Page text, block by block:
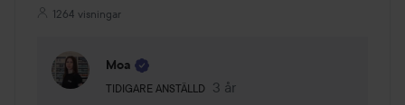
1264 visningar
Moa
TIDIGARE ANSTÄLLD
Användarens roll: Tidigare anställd.
3 år
Kommentaren lades 3 år